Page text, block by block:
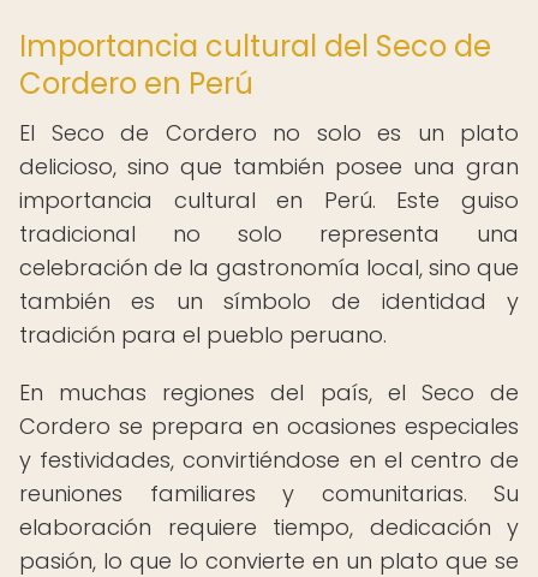
Importancia cultural del Seco de
Cordero en Perú
El Seco de Cordero no solo es un plato
delicioso, sino que también posee una gran
importancia cultural en Perú. Este guiso
tradicional no solo representa una
celebración de la gastronomía local, sino que
también es un símbolo de identidad y
tradición para el pueblo peruano.
En muchas regiones del país, el Seco de
Cordero se prepara en ocasiones especiales
y festividades, convirtiéndose en el centro de
reuniones familiares y comunitarias. Su
elaboración requiere tiempo, dedicación y
pasión, lo que lo convierte en un plato que se